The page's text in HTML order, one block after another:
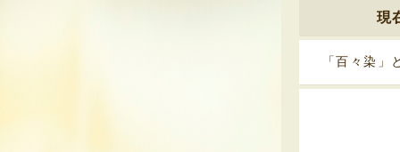
現
「百々染」